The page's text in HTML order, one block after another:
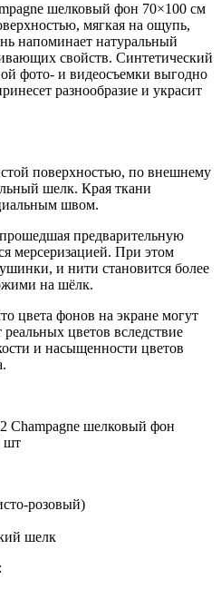
шелковый фон 70×100 см
мягкая на ощупь,
напоминает натуральный
свойств. Синтетический
фото- и видеосъемки выгодно
разнообразие и украсит
поверхностью, по внешнему
шелк. Края ткани
швом.
предварительную
мерсеризацией. При этом
и нити становится более
на шёлк.
цвета фонов на экране могут
реальных цветов вследствие
и насыщенности цветов
Champagne шелковый фон
шт
розовый)
шелк